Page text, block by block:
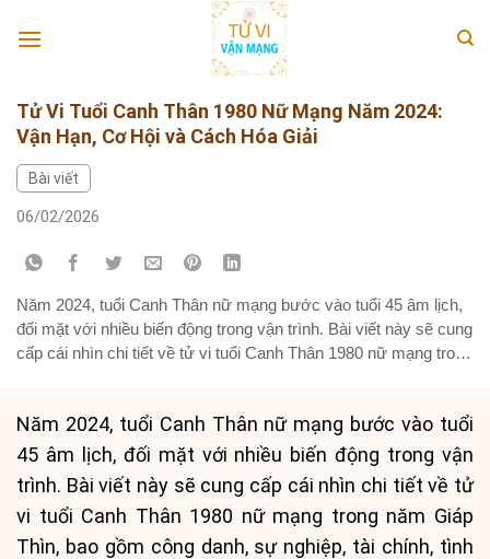
Tử Vi Tuổi Canh Thân 1980 Nữ Mạng Năm 2024:
Vận Hạn, Cơ Hội và Cách Hóa Giải
Bài viết
06/02/2026
Năm 2024, tuổi Canh Thân nữ mạng bước vào tuổi 45 âm lịch,
đối mặt với nhiều biến động trong vận trình. Bài viết này sẽ cung
cấp cái nhìn chi tiết về tử vi tuổi Canh Thân 1980 nữ mạng trong
Năm 2024, tuổi Canh Thân nữ mạng bước vào tuổi
45 âm lịch, đối mặt với nhiều biến động trong vận
trình. Bài viết này sẽ cung cấp cái nhìn chi tiết về tử
vi tuổi Canh Thân 1980 nữ mạng trong năm Giáp
Thìn, bao gồm công danh, sự nghiệp, tài chính, tình